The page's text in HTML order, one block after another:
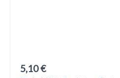
5,10 €